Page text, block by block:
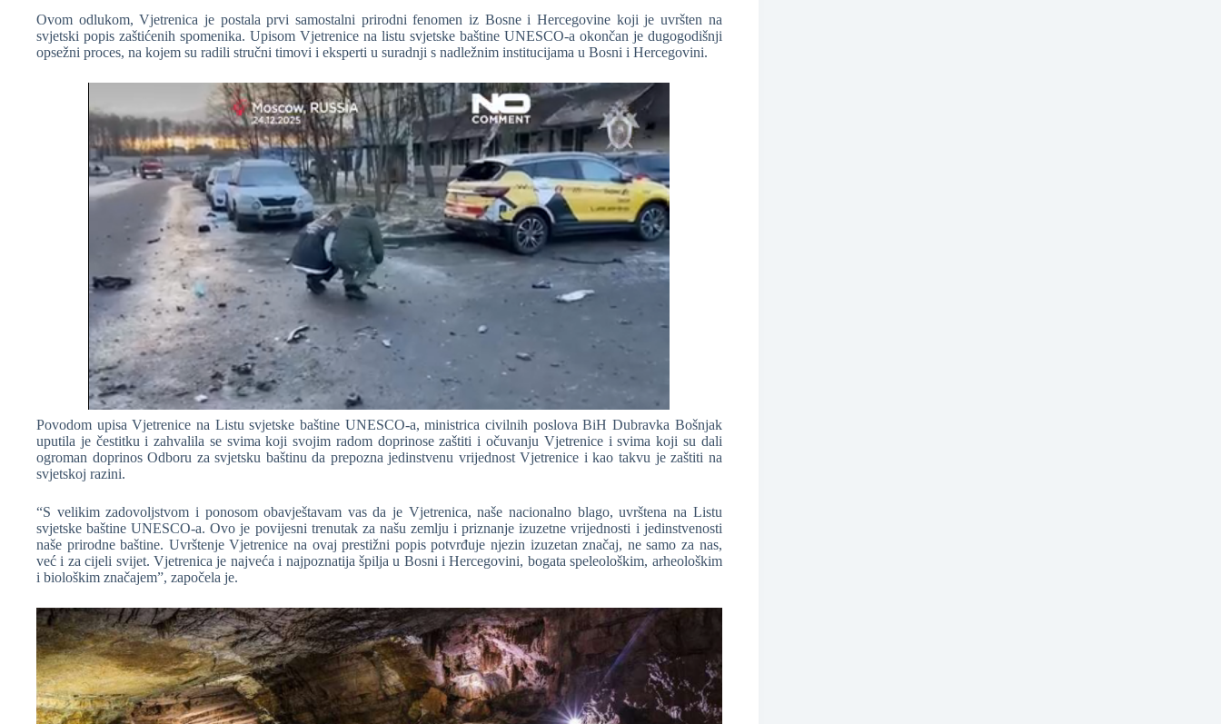
Ovom odlukom, Vjetrenica je postala prvi samostalni prirodni fenomen iz Bosne i Hercegovine koji je uvršten na
svjetski popis zaštićenih spomenika. Upisom Vjetrenice na listu svjetske baštine UNESCO-a okončan je dugogodišnji
opsežni proces, na kojem su radili stručni timovi i eksperti u suradnji s nadležnim institucijama u Bosni i Hercegovini.
Povodom upisa Vjetrenice na Listu svjetske baštine UNESCO-a, ministrica civilnih poslova BiH Dubravka Bošnjak
uputila je čestitku i zahvalila se svima koji svojim radom doprinose zaštiti i očuvanju Vjetrenice i svima koji su dali
ogroman doprinos Odboru za svjetsku baštinu da prepozna jedinstvenu vrijednost Vjetrenice i kao takvu je zaštiti na
svjetskoj razini.
“S velikim zadovoljstvom i ponosom obavještavam vas da je Vjetrenica, naše nacionalno blago, uvrštena na Listu
svjetske baštine UNESCO-a. Ovo je povijesni trenutak za našu zemlju i priznanje izuzetne vrijednosti i jedinstvenosti
naše prirodne baštine. Uvrštenje Vjetrenice na ovaj prestižni popis potvrđuje njezin izuzetan značaj, ne samo za nas,
već i za cijeli svijet. Vjetrenica je najveća i najpoznatija špilja u Bosni i Hercegovini, bogata speleološkim, arheološkim
i biološkim značajem”, započela je.